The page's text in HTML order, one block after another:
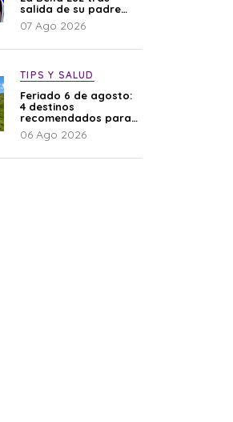
salida de su padre
por polémica con
Naldy Saldaña
07 Ago 2026
TIPS Y SALUD
Feriado 6 de agosto:
4 destinos
recomendados para
disfrutar el descanso
06 Ago 2026